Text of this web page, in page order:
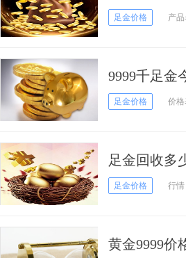
足金价格 产
9999千足金
足金价格 价格
足金回收多
足金价格 行情
黄金9999价